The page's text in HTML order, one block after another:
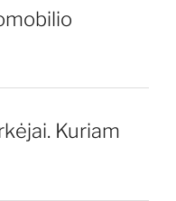
Kuriam